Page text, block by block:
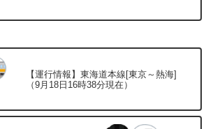
【運行情報】東海道本線[東京～熱海]
（9月18日16時38分現在）